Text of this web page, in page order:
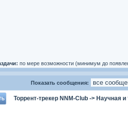
по мере возможности (минимум до
Показать сообщения:
Торрент-трекер NNM-Club -> Научная и